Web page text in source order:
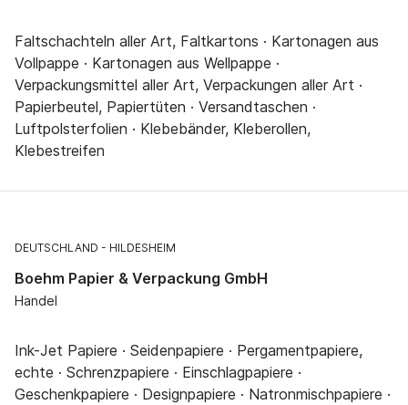
Faltschachteln aller Art, Faltkartons · Kartonagen aus
Vollpappe · Kartonagen aus Wellpappe ·
Verpackungsmittel aller Art, Verpackungen aller Art ·
Papierbeutel, Papiertüten · Versandtaschen ·
Luftpolsterfolien · Klebebänder, Kleberollen,
Klebestreifen
DEUTSCHLAND HILDESHEIM
Boehm Papier & Verpackung GmbH
Handel
Ink-Jet Papiere · Seidenpapiere · Pergamentpapiere,
echte · Schrenzpapiere · Einschlagpapiere ·
Geschenkpapiere · Designpapiere · Natronmischpapiere ·